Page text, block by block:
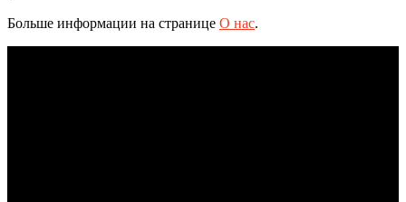
Больше информации на странице О нас.